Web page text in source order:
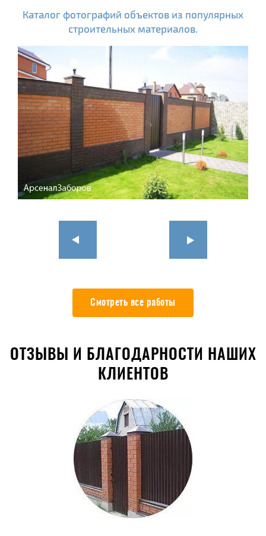
Каталог фотографий объектов из популярных
строительных материалов.
Смотреть все работы
ОТЗЫВЫ И БЛАГОДАРНОСТИ НАШИХ
КЛИЕНТОВ